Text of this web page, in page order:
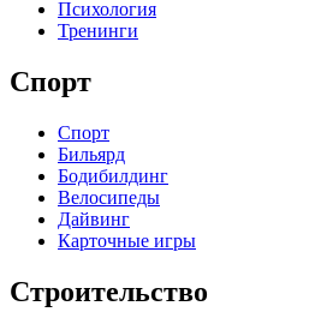
Психология
Тренинги
Спорт
Спорт
Бильярд
Бодибилдинг
Велосипеды
Дайвинг
Карточные игры
Строительство